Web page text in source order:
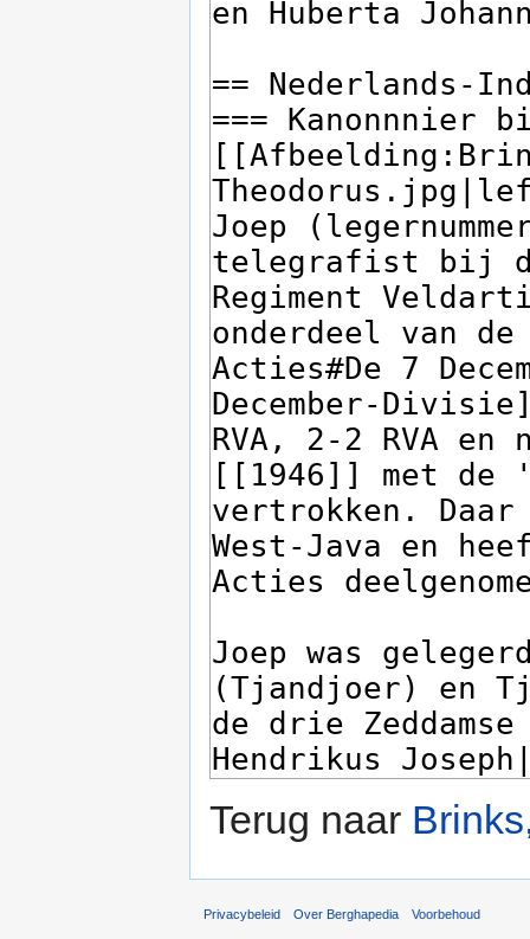
Terug naar
Privacybeleid Over Berghapedia Voorbehoud